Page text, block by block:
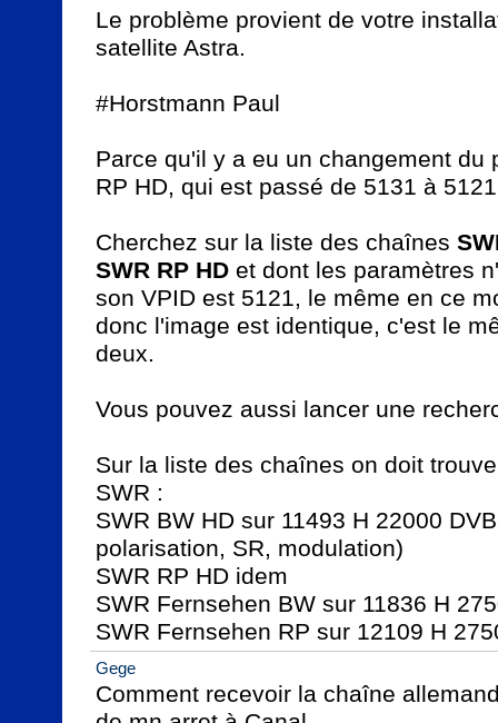
Le problème provient de votre
satellite Astra.
#Horstmann Paul
Parce qu'il y a eu un changement du
RP HD, qui est passé de 5131 à
Cherchez sur la liste des chaînes
SWR RP HD et dont les paramètres
son VPID est 5121, le même en ce
donc l'image est identique, c'est le
deux.
Vous pouvez aussi lancer une
Sur la liste des chaînes on doit
SWR :
SWR BW HD sur 11493 H 22000
polarisation, SR, modulation)
SWR RP HD idem
SWR Fernsehen BW sur 11836 H
SWR Fernsehen RP sur 12109 H
Gege
Comment recevoir la chaîne